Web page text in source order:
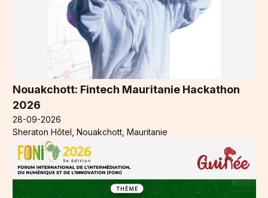
Nouakchott: Fintech Mauritanie Hackathon
2026
28-09-2026
Sheraton Hôtel, Nouakchott, Mauritanie